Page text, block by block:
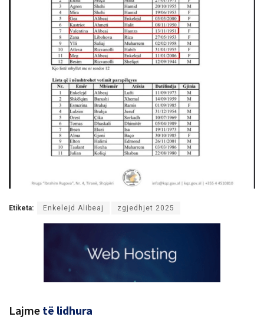
Etiketa: Enkelejd Alibeaj zgjedhjet 2025
Lajme të lidhura